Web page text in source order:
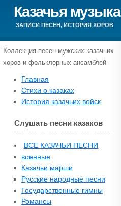
Казачья музыка
ЗАПИСИ ПЕСЕН, ИСТОРИЯ ХОРОВ
Коллекция песен мужских казачьих
хоров и фольклорных ансамблей
Главная
Стихи о казаках
История казачьих войск
Слушать песни казаков
ВСЕ КАЗАЧЬИ ПЕСНИ
военные
Казачьи марши
Русские народные песни
Государственные гимны
Романсы